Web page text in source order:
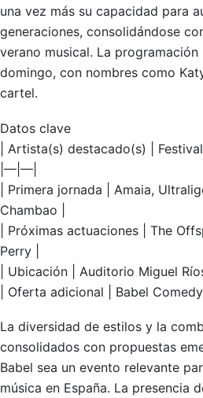
una vez más su capacidad para
generaciones, consolidándose
verano musical. La
domingo, con nombres como
cartel.
Datos clave
| Artista(s) destacado(s) | Festival
|—|—|
| Primera jornada | Amaia,
Chambao |
| Próximas actuaciones | The
Perry |
| Ubicación | Auditorio Miguel
| Oferta adicional | Babel
La diversidad de estilos y la
consolidados con propuestas
Babel sea un evento relevante
música en España. La presencia